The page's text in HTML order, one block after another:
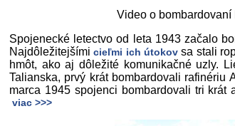
Video o
Spojenecké letectvo od leta 1943 začalo
Najdôležitejšímicieľmi ich útokov sa stali
hmôt, ako aj dôležité komunikačné uzly.
Talianska, prvý krát bombardovali
marca 1945 spojenci bombardovali tri
viac >>>